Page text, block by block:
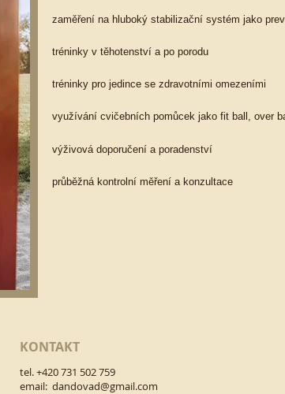
zaměření na hluboký stabilizační systém jako
tréninky v těhotenství a po porodu
tréninky pro jedince se zdravotními omezeními
využívání cvičebních pomůcek jako fit ball, over
výživová doporučení a poradenství
průběžná kontrolní měření a konzultace
KONTAKT
tel. +420 731 502 759
email: dandovad@gmail.com